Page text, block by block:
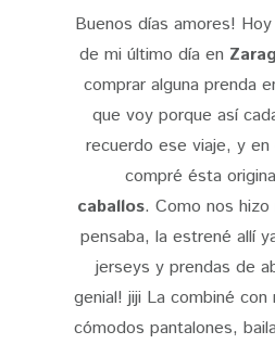
Buenos días amores!
de mi último día en
comprar alguna prenda
que voy porque así
recuerdo ese viaje, y
compré ésta
caballos. Como nos
pensaba, la estrené allí
jerseys y prendas de
genial! jiji La combiné
cómodos pantalones,